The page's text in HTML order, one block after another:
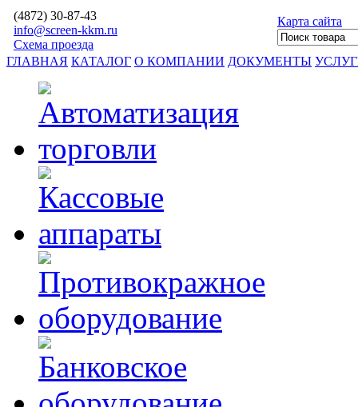
(4872) 30-87-43
info@screen-kkm.ru
Схема проезда
Карта сайта
ГЛАВНАЯ КАТАЛОГ О КОМПАНИИ ДОКУМЕНТЫ